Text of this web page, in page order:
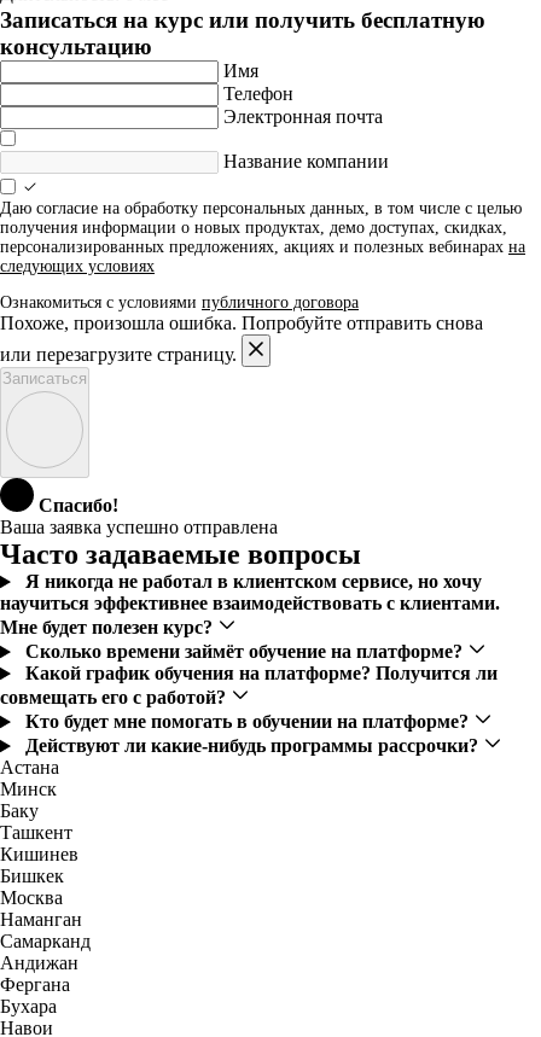
Записаться на курс или получить бесплатную
консультацию
Имя
Телефон
Электронная почта
Название компании
Даю согласие на обработку персональных данных, в том числе с целью
получения информации о новых продуктах, демо доступах, скидках,
персонализированных предложениях, акциях и полезных вебинарах на
следующих условиях
Ознакомиться с условиями публичного договора
Похоже, произошла ошибка. Попробуйте отправить снова
или перезагрузите страницу.
Записаться
Спасибо!
Ваша заявка успешно отправлена
Часто задаваемые вопросы
Я никогда не работал в клиентском сервисе, но хочу
научиться эффективнее взаимодействовать с клиентами.
Мне будет полезен курс?
Сколько времени займёт обучение на платформе?
Какой график обучения на платформе? Получится ли
совмещать его с работой?
Кто будет мне помогать в обучении на платформе?
Действуют ли какие-нибудь программы рассрочки?
Астана
Минск
Баку
Ташкент
Кишинев
Бишкек
Москва
Наманган
Самарканд
Андижан
Фергана
Бухара
Навои